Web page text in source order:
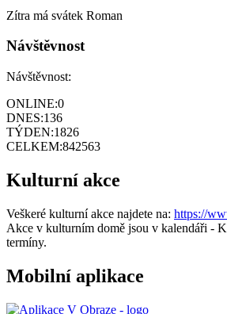
Zítra má svátek Roman
Návštěvnost
Návštěvnost:
ONLINE:0
DNES:136
TÝDEN:1826
CELKEM:842563
Kulturní akce
Veškeré kulturní akce najdete na: https://
Akce v kulturním domě jsou v kalendáři -
termíny.
Mobilní aplikace